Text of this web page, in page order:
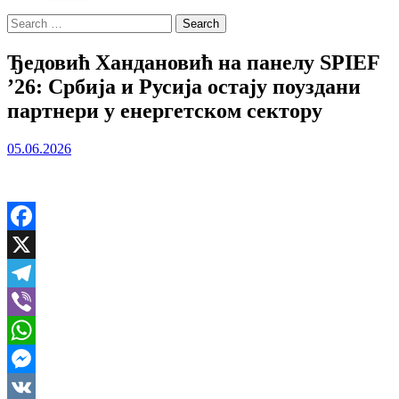
Search
for:
Ђедовић Хандановић на панелу SPIEF
’26: Србија и Русија остају поуздани
партнери у енергетском сектору
05.06.2026
Facebook
X
Telegram
Viber
WhatsApp
Messenger